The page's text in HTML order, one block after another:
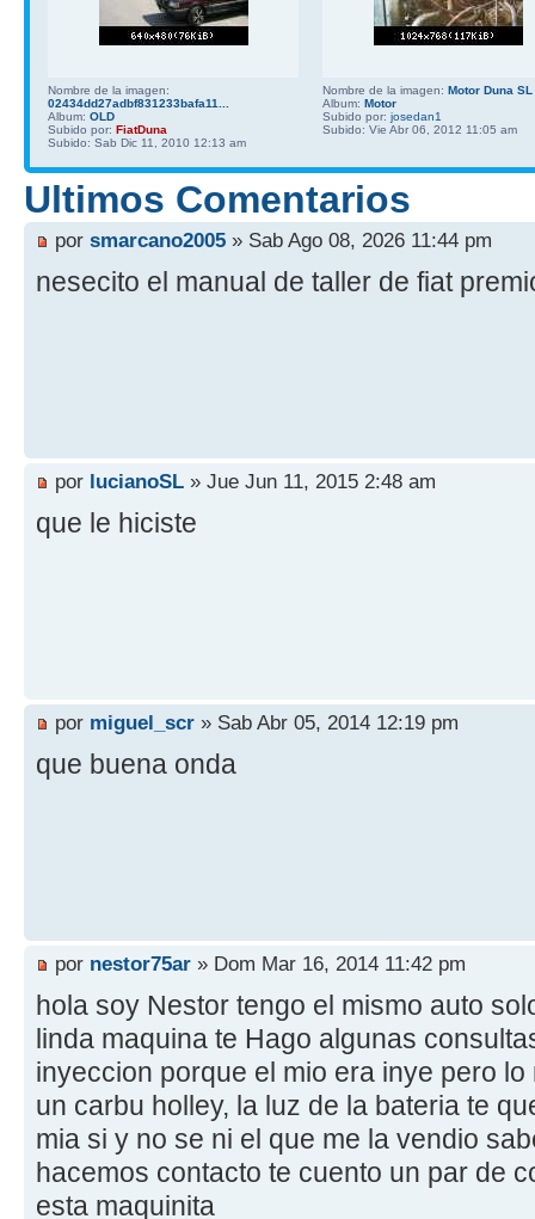
Nombre de la imagen:
02434dd27adbf831233bafa11...
Album: OLD
Subido por: FiatDuna
Subido: Sab Dic 11, 2010 12:13 am
Nombre de la imagen: Motor Duna SL
Album: Motor
Subido por: josedan1
Subido: Vie Abr 06, 2012 11:05 am
Ultimos Comentarios
por smarcano2005 » Sab Ago 08, 2026 11:44 pm
nesecito el manual de taller de fiat
por lucianoSL » Jue Jun 11, 2015 2:48 am
que le hiciste
por miguel_scr » Sab Abr 05, 2014 12:19 pm
que buena onda
por nestor75ar » Dom Mar 16, 2014 11:42 pm
hola soy Nestor tengo el mismo auto
linda maquina te Hago algunas
inyeccion porque el mio era inye pero
un carbu holley, la luz de la bateria te
mia si y no se ni el que me la vendio
hacemos contacto te cuento un par de
esta maquinita